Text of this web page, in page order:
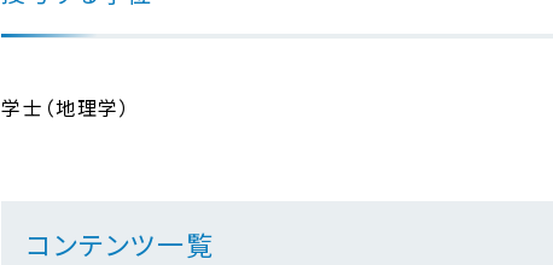
学士（地理学）
コンテンツ一覧